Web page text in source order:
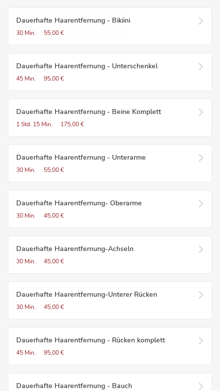
Dauerhafte Haarentfernung - Bikiini
30 Min. 55,00 €
Dauerhafte Haarentfernung - Unterschenkel
45 Min. 95,00 €
Dauerhafte Haarentfernung - Beine Komplett
1 Std. 15 Min. 175,00 €
Dauerhafte Haarentfernung - Unterarme
30 Min. 55,00 €
Dauerhafte Haarentfernung- Oberarme
30 Min. 45,00 €
Dauerhafte Haarentfernung-Achseln
30 Min. 45,00 €
Dauerhafte Haarentfernung-Unterer Rücken
30 Min. 45,00 €
Dauerhafte Haarentfernung - Rücken komplett
45 Min. 95,00 €
Dauerhafte Haarentfernung - Bauch